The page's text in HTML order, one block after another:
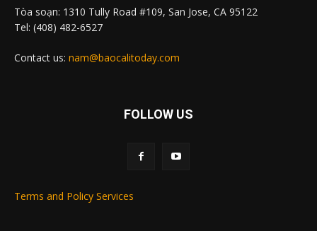
Tòa soạn: 1310 Tully Road #109, San Jose, CA 95122
Tel: (408) 482-6527
Contact us: nam@baocalitoday.com
FOLLOW US
Terms and Policy Services